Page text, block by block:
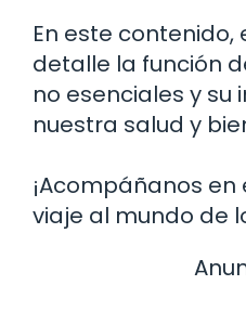
En este
detalle la función
no esenciales y su
nuestra salud y
¡Acompáñanos
viaje al mundo de